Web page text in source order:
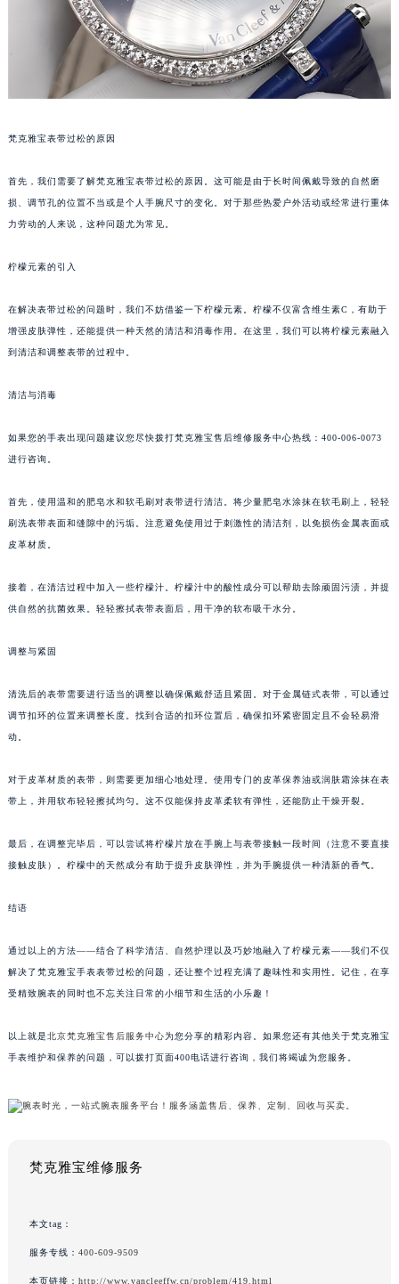
梵克雅宝表带过松的原因
首先，我们需要了解梵克雅宝表带过松的原因。这可能是由于长时间佩戴导致的自然磨
损、调节孔的位置不当或是个人手腕尺寸的变化。对于那些热爱户外活动或经常进行重体
力劳动的人来说，这种问题尤为常见。
柠檬元素的引入
在解决表带过松的问题时，我们不妨借鉴一下柠檬元素。柠檬不仅富含维生素C，有助于
增强皮肤弹性，还能提供一种天然的清洁和消毒作用。在这里，我们可以将柠檬元素融入
到清洁和调整表带的过程中。
清洁与消毒
如果您的手表出现问题建议您尽快拨打梵克雅宝售后维修服务中心热线：400-006-0073
进行咨询。
首先，使用温和的肥皂水和软毛刷对表带进行清洁。将少量肥皂水涂抹在软毛刷上，轻轻
刷洗表带表面和缝隙中的污垢。注意避免使用过于刺激性的清洁剂，以免损伤金属表面或
皮革材质。
接着，在清洁过程中加入一些柠檬汁。柠檬汁中的酸性成分可以帮助去除顽固污渍，并提
供自然的抗菌效果。轻轻擦拭表带表面后，用干净的软布吸干水分。
调整与紧固
清洗后的表带需要进行适当的调整以确保佩戴舒适且紧固。对于金属链式表带，可以通过
调节扣环的位置来调整长度。找到合适的扣环位置后，确保扣环紧密固定且不会轻易滑
动。
对于皮革材质的表带，则需要更加细心地处理。使用专门的皮革保养油或润肤霜涂抹在表
带上，并用软布轻轻擦拭均匀。这不仅能保持皮革柔软有弹性，还能防止干燥开裂。
最后，在调整完毕后，可以尝试将柠檬片放在手腕上与表带接触一段时间（注意不要直接
接触皮肤）。柠檬中的天然成分有助于提升皮肤弹性，并为手腕提供一种清新的香气。
结语
通过以上的方法——结合了科学清洁、自然护理以及巧妙地融入了柠檬元素——我们不仅
解决了梵克雅宝手表表带过松的问题，还让整个过程充满了趣味性和实用性。记住，在享
受精致腕表的同时也不忘关注日常的小细节和生活的小乐趣！
以上就是北京梵克雅宝售后服务中心为您分享的精彩内容。如果您还有其他关于梵克雅宝
手表维护和保养的问题，可以拨打页面400电话进行咨询，我们将竭诚为您服务。
梵克雅宝维修服务
本文tag：
服务专线： 400-609-9509
本页链接： http://www.vancleeffw.cn/problem/419.html